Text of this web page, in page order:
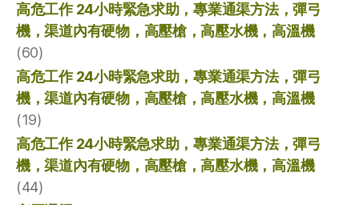
高危工作 24小時緊急求助，專業通渠方法，彈弓
機，渠道內有硬物，高壓槍，高壓水機，高溫機
(60)
高危工作 24小時緊急求助，專業通渠方法，彈弓
機，渠道內有硬物，高壓槍，高壓水機，高溫機
(19)
高危工作 24小時緊急求助，專業通渠方法，彈弓
機，渠道內有硬物，高壓槍，高壓水機，高溫機
(44)